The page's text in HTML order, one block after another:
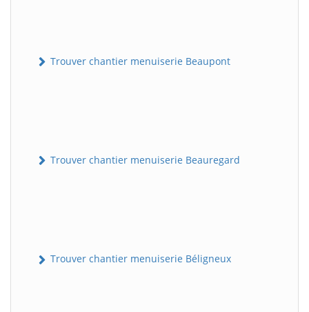
Trouver chantier menuiserie Beaupont
Trouver chantier menuiserie Beauregard
Trouver chantier menuiserie Béligneux